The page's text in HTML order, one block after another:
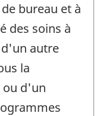
bureau et à
des soins à
autre
la
d'un